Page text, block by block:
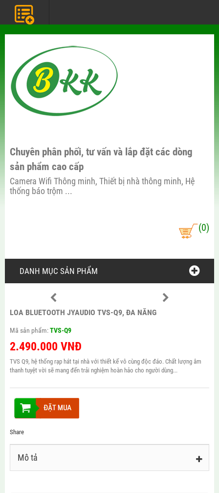
Chuyên phân phối, tư vấn và lắp đặt các dòng
sản phẩm cao cấp
Camera Wifi Thông minh, Thiết bị nhà thông minh, Hệ
thống báo trộm ...
(0)
DANH MỤC SẢN PHẨM
LOA BLUETOOTH JYAUDIO TVS-Q9, ĐA NĂNG
Mã sản phẩm:TVS-Q9
2.490.000 VNĐ
TVS Q9, hệ thống rạp hát tại nhà với thiết kế vô cùng độc đáo. Chất lượng âm
thanh tuyệt vời sẽ mang đến trải nghiệm hoàn hảo cho người dùng...
Share
Mô tả